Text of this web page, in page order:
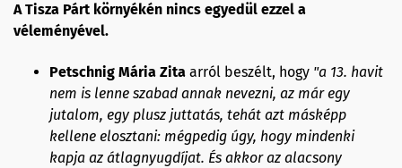
A Tisza Párt környékén nincs egyedül ezzel a
véleményével.
Petschnig Mária Zita arról beszélt, hogy "a 13. havit
nem is lenne szabad annak nevezni, az már egy
jutalom, egy plusz juttatás, tehát azt másképp
kellene elosztani: mégpedig úgy, hogy mindenki
kapja az átlagnyugdíjat. És akkor az alacsony